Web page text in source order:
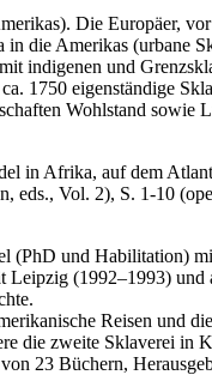
Die Europäer,
die Amerikas (urbane
indigenen und
1750 eigenständige
Wohlstand sowie
in Afrika, auf dem
eds., Vol. 2), S. 1-10
(PhD und Habilitation)
Leipzig (1992‒1993)
Reisen und
die zweite Sklaverei in
23 Büchern,